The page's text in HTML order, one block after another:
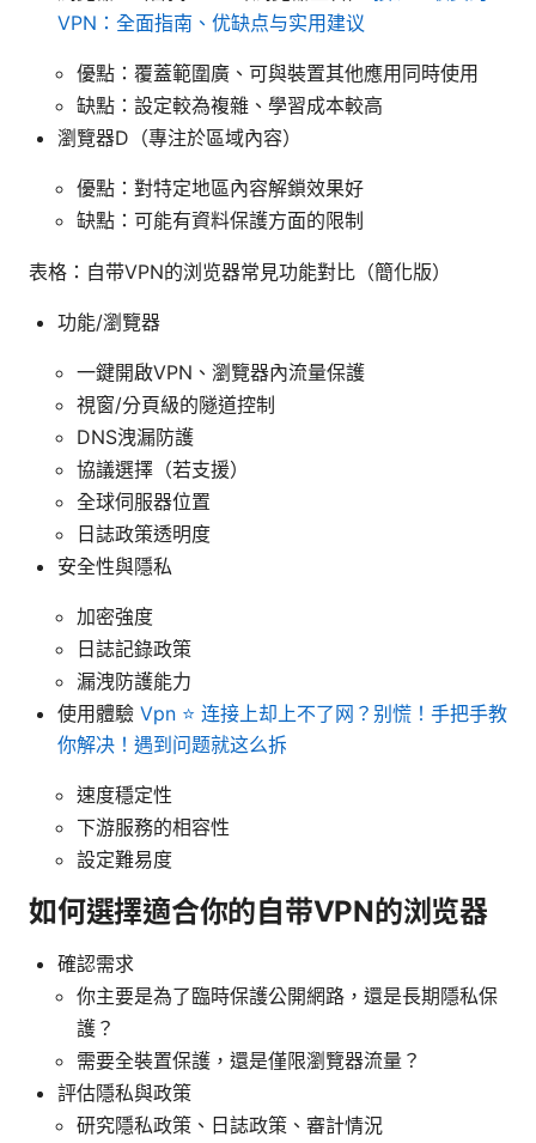
VPN：全面指南、优缺点与实用建议
優點：覆蓋範圍廣、可與裝置其他應用同時使用
缺點：設定較為複雜、學習成本較高
瀏覽器D（專注於區域內容）
優點：對特定地區內容解鎖效果好
缺點：可能有資料保護方面的限制
表格：自带VPN的浏览器常見功能對比（簡化版）
功能/瀏覽器
一鍵開啟VPN、瀏覽器內流量保護
視窗/分頁級的隧道控制
DNS洩漏防護
協議選擇（若支援）
全球伺服器位置
日誌政策透明度
安全性與隱私
加密強度
日誌記錄政策
漏洩防護能力
使用體驗 Vpn ⭐ 连接上却上不了网？别慌！手把手教
你解决！遇到问题就这么拆
速度穩定性
下游服務的相容性
設定難易度
如何選擇適合你的自带VPN的浏览器
確認需求
你主要是為了臨時保護公開網路，還是長期隱私保
護？
需要全裝置保護，還是僅限瀏覽器流量？
評估隱私與政策
研究隱私政策、日誌政策、審計情況